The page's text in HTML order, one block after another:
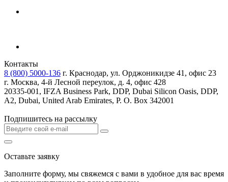
Контакты
8 (800) 5000-136 г. Краснодар, ул. Орджоникидзе 41, офис 23
г. Москва, 4-й Лесной переулок, д. 4, офис 428
20335-001, IFZA Business Park, DDP, Dubai Silicon Oasis, DDP,
A2, Dubai, United Arab Emirates, P. O. Box 342001
Подпишитесь на рассылку
Оставьте заявку
Заполните форму, мы свяжемся с вами в удобное для вас время